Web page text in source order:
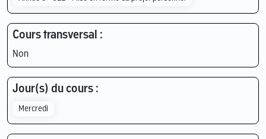
Cours transversal :
Non
Jour(s) du cours :
Mercredi